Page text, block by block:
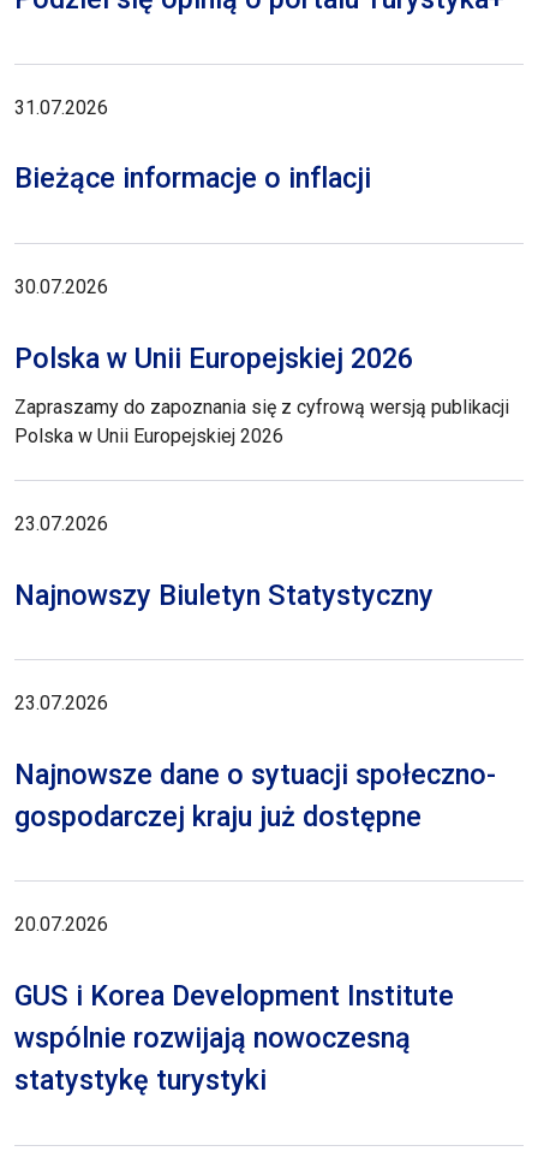
31.07.2026
Bieżące informacje o inflacji
30.07.2026
Polska w Unii Europejskiej 2026
Zapraszamy do zapoznania się z cyfrową wersją publikacji
Polska w Unii Europejskiej 2026
23.07.2026
Najnowszy Biuletyn Statystyczny
23.07.2026
Najnowsze dane o sytuacji społeczno-
gospodarczej kraju już dostępne
20.07.2026
GUS i Korea Development Institute
wspólnie rozwijają nowoczesną
statystykę turystyki